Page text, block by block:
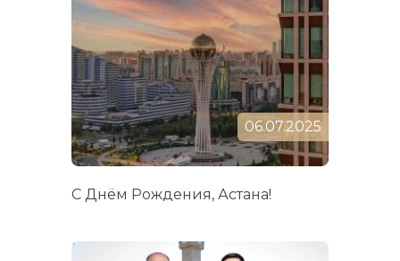
06.07.2025
С Днём Рождения, Астана!